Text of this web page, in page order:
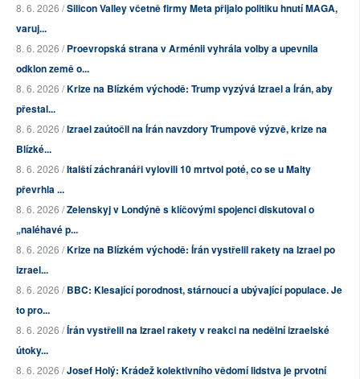
8. 6. 2026 /Silicon Valley včetně firmy Meta přijalo politiku hnutí MAGA,
varuj...
8. 6. 2026 /Proevropská strana v Arménii vyhrála volby a upevnila
odklon země o...
8. 6. 2026 /Krize na Blízkém východě: Trump vyzývá Izrael a Írán, aby
přestal...
8. 6. 2026 /Izrael zaútočil na Írán navzdory Trumpově výzvě, krize na
Blízké...
8. 6. 2026 /Italští záchranáři vylovili 10 mrtvol poté, co se u Malty
převrhla ...
8. 6. 2026 /Zelenskyj v Londýně s klíčovými spojenci diskutoval o
„naléhavé p...
8. 6. 2026 /Krize na Blízkém východě: Írán vystřelil rakety na Izrael po
izrael...
8. 6. 2026 /BBC: Klesající porodnost, stárnoucí a ubývající populace. Je
to pro...
8. 6. 2026 /Írán vystřelil na Izrael rakety v reakci na nedělní izraelské
útoky...
8. 6. 2026 /Josef Holý: Krádež kolektivního vědomí lidstva je prvotní